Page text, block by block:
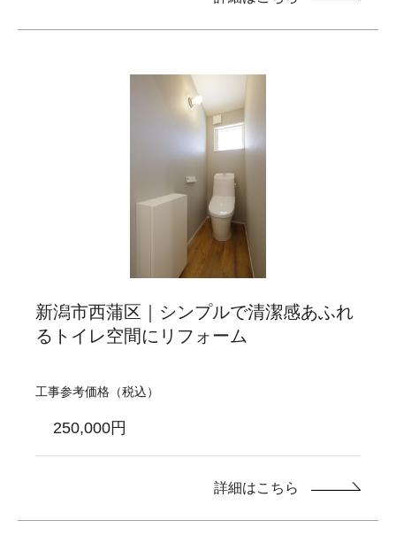
新潟市西蒲区｜シンプルで清潔感あふれ
るトイレ空間にリフォーム
工事参考価格（税込）
250,000円
詳細はこちら